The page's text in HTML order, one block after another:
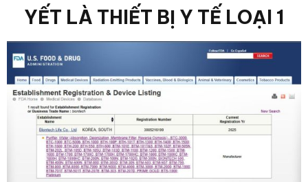
YẾT LÀ THIẾT BỊ Y TẾ LOẠI 1